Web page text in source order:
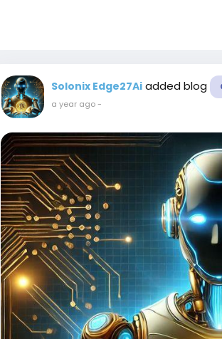
Solonix Edge27Ai added blog
a year ago-